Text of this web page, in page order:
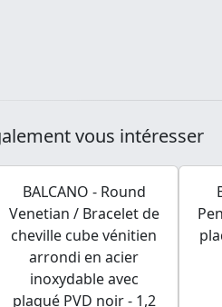
vous intéresser
BALCANO - Round
Venetian / Bracelet de
cheville cube vénitien
arrondi en acier
inoxydable avec
plaqué PVD noir - 1,2